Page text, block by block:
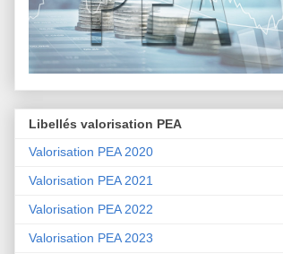
Libellés valorisation PEA
Valorisation PEA 2020
Valorisation PEA 2021
Valorisation PEA 2022
Valorisation PEA 2023